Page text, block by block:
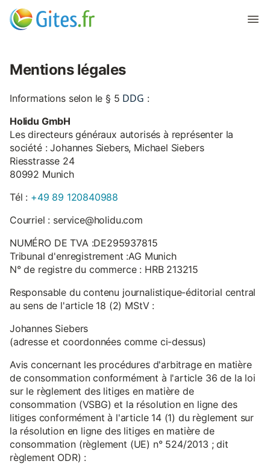
Mentions légales
Informations selon le § 5 DDG :
Holidu GmbH
Les directeurs généraux autorisés à représenter la
société : Johannes Siebers, Michael Siebers
Riesstrasse 24
80992 Munich
Tél : +49 89 120840988
Courriel : service@holidu.com
NUMÉRO DE TVA :DE295937815
Tribunal d'enregistrement :AG Munich
N° de registre du commerce : HRB 213215
Responsable du contenu journalistique-éditorial central
au sens de l'article 18 (2) MStV :
Johannes Siebers
(adresse et coordonnées comme ci-dessus)
Avis concernant les procédures d'arbitrage en matière
de consommation conformément à l'article 36 de la loi
sur le règlement des litiges en matière de
consommation (VSBG) et la résolution en ligne des
litiges conformément à l'article 14 (1) du règlement sur
la résolution en ligne des litiges en matière de
consommation (règlement (UE) n° 524/2013 ; dit
règlement ODR) :